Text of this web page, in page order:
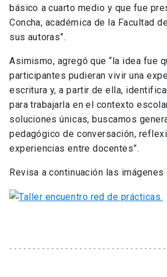
básico a cuarto medio y que fue
Concha, académica de la Facultad
sus autoras”.
Asimismo, agregó que “la idea fue
participantes pudieran vivir una
escritura y, a partir de ella,
para trabajarla en el contexto
soluciones únicas, buscamos
pedagógico de conversación,
experiencias entre docentes”.
Revisa a continuación las imágenes